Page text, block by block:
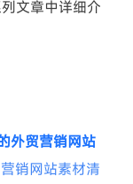
文章中详细介
外贸营销网站
销网站素材清